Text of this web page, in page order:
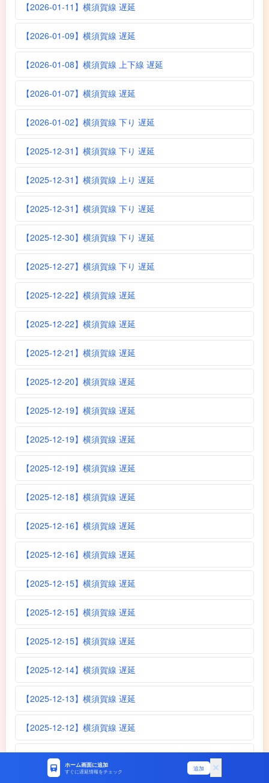
【2026-01-11】横須賀線 遅延
【2026-01-09】横須賀線 遅延
【2026-01-08】横須賀線 上下線 遅延
【2026-01-07】横須賀線 遅延
【2026-01-02】横須賀線 下り 遅延
【2025-12-31】横須賀線 下り 遅延
【2025-12-31】横須賀線 上り 遅延
【2025-12-31】横須賀線 下り 遅延
【2025-12-30】横須賀線 下り 遅延
【2025-12-27】横須賀線 下り 遅延
【2025-12-22】横須賀線 遅延
【2025-12-22】横須賀線 遅延
【2025-12-21】横須賀線 遅延
【2025-12-20】横須賀線 遅延
【2025-12-19】横須賀線 遅延
【2025-12-19】横須賀線 遅延
【2025-12-19】横須賀線 遅延
【2025-12-18】横須賀線 遅延
【2025-12-16】横須賀線 遅延
【2025-12-16】横須賀線 遅延
【2025-12-15】横須賀線 遅延
【2025-12-15】横須賀線 遅延
【2025-12-15】横須賀線 遅延
【2025-12-14】横須賀線 遅延
【2025-12-13】横須賀線 遅延
【2025-12-12】横須賀線 遅延
【2025-12-11】横須賀線 遅延
ホーム画面に追加
すぐに遅延情報をチェック 追加